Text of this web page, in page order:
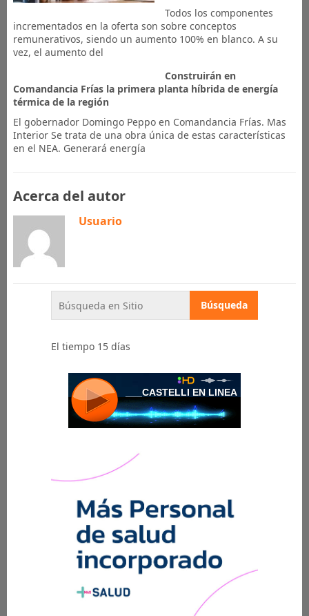
Todos los componentes
incrementados en la oferta son sobre conceptos
remunerativos, siendo un aumento 100% en blanco. A su
vez, el aumento del
Construirán en
Comandancia Frías la primera planta híbrida de energía
térmica de la región
El gobernador Domingo Peppo en Comandancia Frías. Mas
Interior Se trata de una obra única de estas características
en el NEA. Generará energía
Acerca del autor
Usuario
El tiempo 15 días